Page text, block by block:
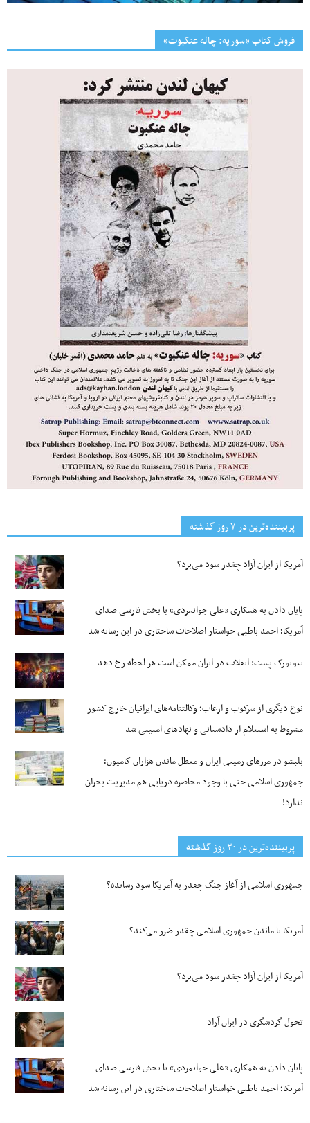
فروش کتاب «سوریه: چاله عنکبوت»
پربیننده‌ترین‌ در ۷ روز گذشته
آمریکا از ایران آزاد چقدر سود می‌برد؟
پایان دادن به همکاری «علی جوانمردی» با بخش فارسی صدای
آمریکا؛ احمد باطبی خواستار اصلاحات ساختاری در این رسانه شد
نیویورک پست: انقلاب در ایران ممکن است هر لحظه رخ دهد
نوع دیگری از سرکوب و ارعاب؛ وکالتنامه‌های ایرانیان خارج کشور
مشروط به استعلام از دادستانی و نهادهای امنیتی شد
بلبشو در مرزهای زمینی ایران و معطل ماندن هزاران کامیون؛
جمهوری اسلامی حتی با وجود محاصره دریایی هم مدیریت بحران
ندارد!
پربیننده‌ترین‌ در ۳۰ روز گذشته
جمهوری اسلامی از آغاز جنگ چقدر به آمریکا سود رسانده؟
آمریکا با ماندن جمهوری اسلامی چقدر ضرر می‌کند؟
آمریکا از ایران آزاد چقدر سود می‌برد؟
تحول گردشگری در ایران آزاد
پایان دادن به همکاری «علی جوانمردی» با بخش فارسی صدای
آمریکا؛ احمد باطبی خواستار اصلاحات ساختاری در این رسانه شد